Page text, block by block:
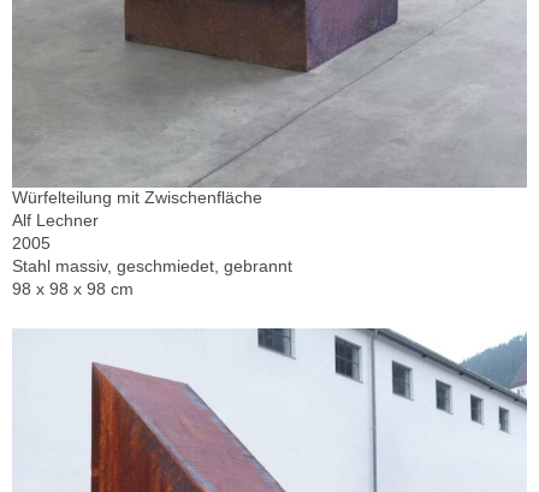
Würfelteilung mit Zwischenfläche
Alf Lechner
2005
Stahl massiv, geschmiedet, gebrannt
98 x 98 x 98 cm